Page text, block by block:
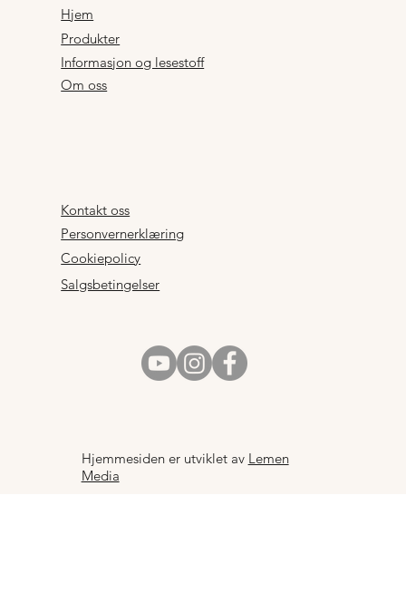
Hjem
Produkter
Informasjon og lesestoff
Om oss
Kontakt oss
Personvernerklæring
Cookiepolicy
Salgsbetingelser
Hjemmesiden er utviklet av Lemen
Media